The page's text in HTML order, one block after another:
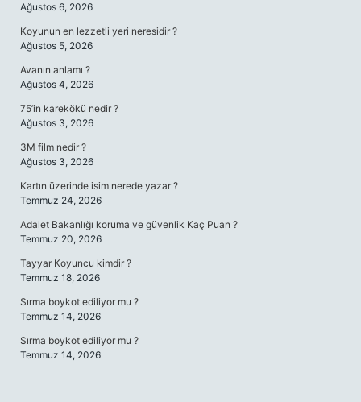
Ağustos 6, 2026
Koyunun en lezzetli yeri neresidir ?
Ağustos 5, 2026
Avanın anlamı ?
Ağustos 4, 2026
75’in karekökü nedir ?
Ağustos 3, 2026
3M film nedir ?
Ağustos 3, 2026
Kartın üzerinde isim nerede yazar ?
Temmuz 24, 2026
Adalet Bakanlığı koruma ve güvenlik Kaç Puan ?
Temmuz 20, 2026
Tayyar Koyuncu kimdir ?
Temmuz 18, 2026
Sırma boykot ediliyor mu ?
Temmuz 14, 2026
Sırma boykot ediliyor mu ?
Temmuz 14, 2026